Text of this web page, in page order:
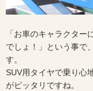
「お車のキャラクタ
でしょ！」という事で
す。
SUV用タイヤで乗り心
がピッタリですね。